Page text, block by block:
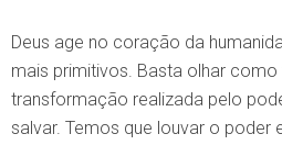
Deus age no coração da
mais primitivos. Basta olhar
transformação realizada pelo
salvar. Temos que louvar o poder